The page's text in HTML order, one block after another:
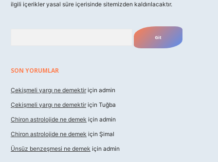
ilgili içerikler yasal süre içerisinde sitemizden kaldırılacaktır.
SON YORUMLAR
Çekişmeli yargı ne demektir için admin
Çekişmeli yargı ne demektir için Tuğba
Chiron astrolojide ne demek için admin
Chiron astrolojide ne demek için Şimal
Ünsüz benzeşmesi ne demek için admin